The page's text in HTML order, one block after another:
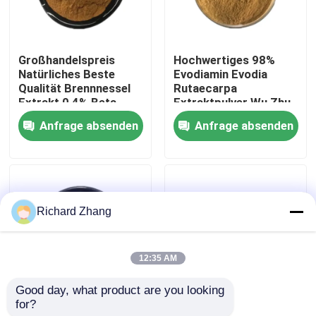
Qualitätskontrolle
Kontakt mit uns
Pflanzenextraktpulver
Supernahrungsmittelpulver
Kosmetische Rohstoffe
Großhandelspreis
Natürliches Beste
Qualität Brennnessel
Extrakt 0,4% Beta-
Sitosterol Pulver
Anfrage absenden
Hochwertiges 98%
Evodiamin Evodia
Rutaecarpa
Extraktpulver Wu Zhu
Yu Extraktpulver
Anfrage absenden
Großhandelspreis
Richard Zhang
12:35 AM
Good day, what product are you looking
for?